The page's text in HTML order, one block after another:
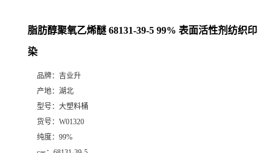
脂肪醇聚氧乙烯醚 68131-39-5 99% 表面活性剂纺织印
染
品牌： 吉业升
产地： 湖北
型号： 大塑料桶
货号： W01320
纯度： 99%